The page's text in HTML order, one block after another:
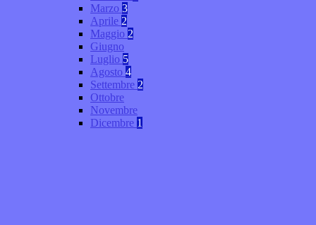
Marzo 3
Aprile 2
Maggio 2
Giugno
Luglio 5
Agosto 4
Settembre 2
Ottobre
Novembre
Dicembre 1